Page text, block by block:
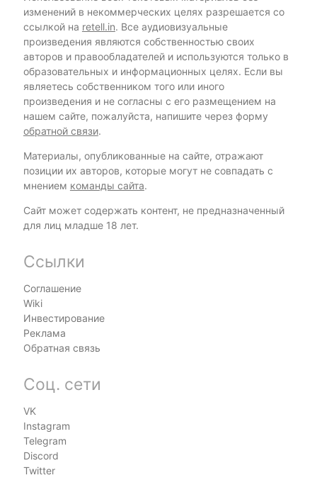
изменений в некоммерческих целях разрешается со
ссылкой на retell.in. Все аудиовизуальные
произведения являются собственностью своих
авторов и правообладателей и используются только в
образовательных и информационных целях. Если вы
являетесь собственником того или иного
произведения и не согласны с его размещением на
нашем сайте, пожалуйста, напишите через форму
обратной связи.
Материалы, опубликованные на сайте, отражают
позиции их авторов, которые могут не совпадать с
мнением команды сайта.
Сайт может содержать контент, не предназначенный
для лиц младше 18 лет.
Ссылки
Соглашение
Wiki
Инвестирование
Реклама
Обратная связь
Соц. сети
VK
Instagram
Telegram
Discord
Twitter